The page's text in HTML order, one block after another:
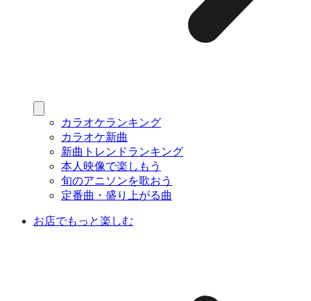
カラオケランキング
カラオケ新曲
新曲トレンドランキング
本人映像で楽しもう
旬のアニソンを歌おう
定番曲・盛り上がる曲
お店でもっと楽しむ